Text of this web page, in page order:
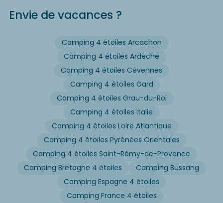
Envie de vacances ?
Camping 4 étoiles Arcachon
Camping 4 étoiles Ardèche
Camping 4 étoiles Cévennes
Camping 4 étoiles Gard
Camping 4 étoiles Grau-du-Roi
Camping 4 étoiles Italie
Camping 4 étoiles Loire Atlantique
Camping 4 étoiles Pyrénées Orientales
Camping 4 étoiles Saint-Rémy-de-Provence
Camping Bretagne 4 étoiles
Camping Bussang
Camping Espagne 4 étoiles
Camping France 4 étoiles